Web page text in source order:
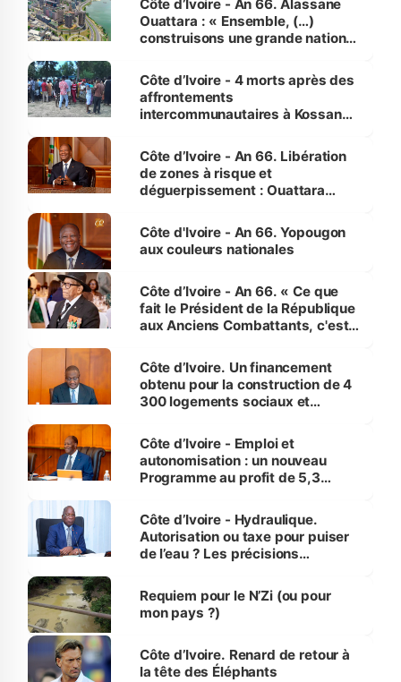
Côte d’Ivoire - An 66. Alassane
Ouattara : « Ensemble, (…)
construisons une grande nation
générations futures »
Côte d’Ivoire - 4 morts après des
affrontements
intercommunautaires à Kossandji
milieu des sinistrés
Côte d’Ivoire - An 66. Libération
de zones à risque et
déguerpissement : Ouattara
l'Etat de droit pour préserver les
vies humaines »
Côte d'Ivoire - An 66. Yopougon
aux couleurs nationales
Côte d’Ivoire - An 66. « Ce que
fait le Président de la République
aux Anciens Combattants, c'est
Côte d’Ivoire. Un financement
obtenu pour la construction de 4
300 logements sociaux et
et Yamoussoukro
Côte d’Ivoire - Emploi et
autonomisation : un nouveau
Programme au profit de 5,3
Côte d’Ivoire - Hydraulique.
Autorisation ou taxe pour puiser
de l’eau ? Les précisions
Requiem pour le N’Zi (ou pour
mon pays ?)
Côte d’Ivoire. Renard de retour à
la tête des Éléphants